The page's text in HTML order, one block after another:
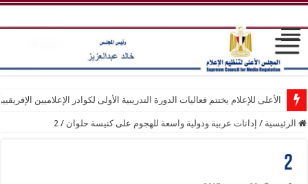
الأعلى للإعلام يختتم فعاليات الدورة التدريبية الأولى لكوادر الإعلاميين
الرئيسية / إدانات عربية ودولية واسعة للهجوم على كنيسة حلوان /
2
2